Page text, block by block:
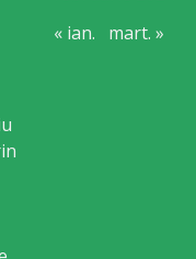
« ian. mart. »